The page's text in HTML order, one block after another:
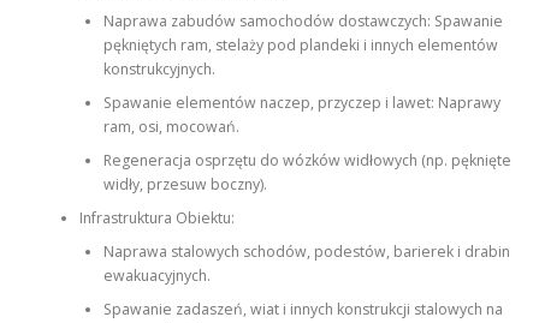
Naprawa zabudów samochodów dostawczych: Spawanie
pękniętych ram, stelaży pod plandeki i innych elementów
konstrukcyjnych.
Spawanie elementów naczep, przyczep i lawet: Naprawy
ram, osi, mocowań.
Regeneracja osprzętu do wózków widłowych (np. pęknięte
widły, przesuw boczny).
Infrastruktura Obiektu:
Naprawa stalowych schodów, podestów, barierek i drabin
ewakuacyjnych.
Spawanie zadaszeń, wiat i innych konstrukcji stalowych na